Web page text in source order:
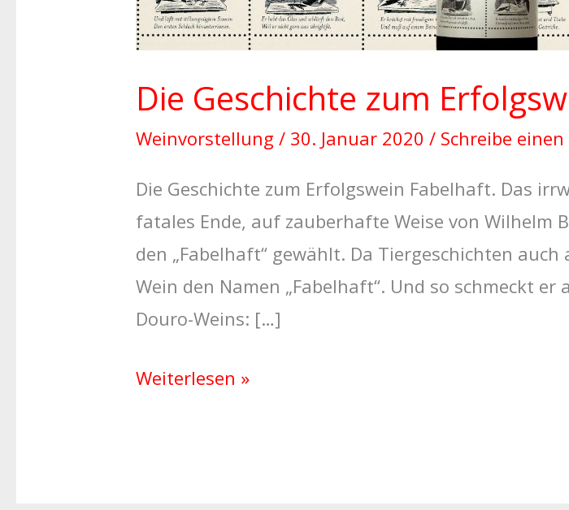
Die Geschichte zum
Weinvorstellung / 30. Januar 2020 / Schreibe
Die Geschichte zum Erfolgswein Fabelhaft. Das
fatales Ende, auf zauberhafte Weise von
den „Fabelhaft“ gewählt. Da Tiergeschichten
Wein den Namen „Fabelhaft“. Und so schmeckt
Douro-Weins: […]
Weiterlesen »